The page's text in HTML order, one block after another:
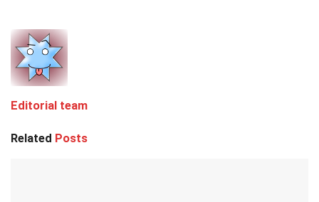
Editorial team
Related Posts